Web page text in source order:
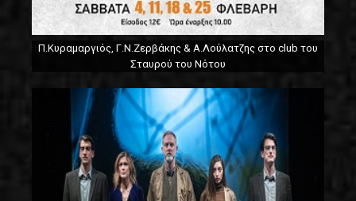
Π.Κυραμαργιός, Γ.Ν.Ζερβάκης & Α.Λούλατζης στο club του
Σταυρού του Νότου